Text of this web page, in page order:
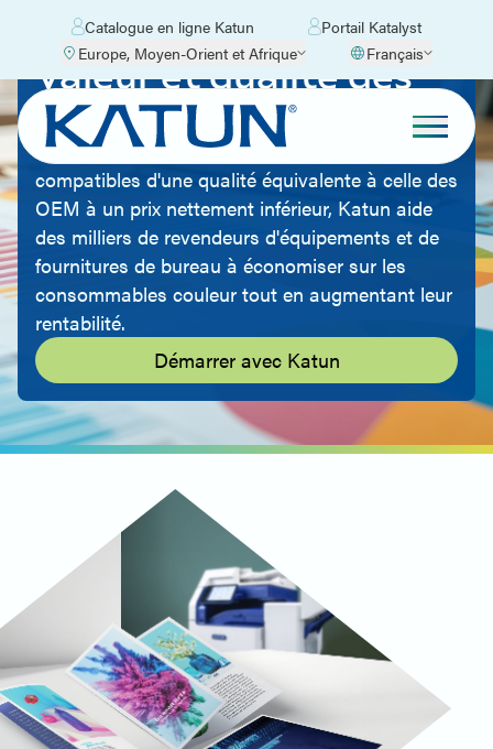
Catalogue en ligne Katun
Portail Katalyst
Europe, Moyen-Orient et Afrique
Français
Valeur et qualité des
couleurs
En proposant des consommables d'impression
compatibles d'une qualité équivalente à celle des
OEM à un prix nettement inférieur, Katun aide
des milliers de revendeurs d'équipements et de
fournitures de bureau à économiser sur les
consommables couleur tout en augmentant leur
rentabilité.
Démarrer avec Katun